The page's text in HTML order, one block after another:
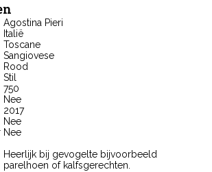
Agostina Pieri
Italië
Toscane
Sangiovese
Rood
Stil
750
Nee
2017
Nee
Nee
Heerlijk bij gevogelte bijvoorbeeld
parelhoen of kalfsgerechten.